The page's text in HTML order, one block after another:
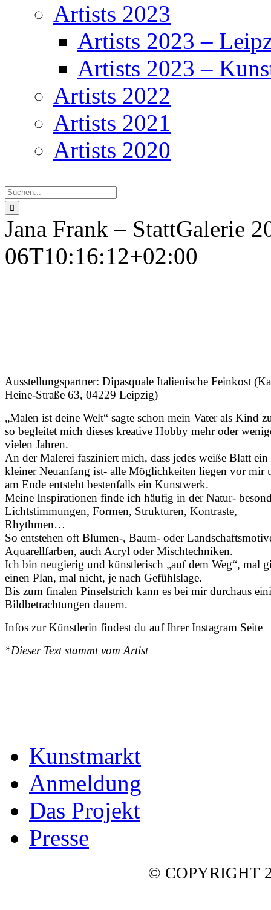
Artists 2023
Artists 2023 –
Artists 2023 –
Artists 2022
Artists 2021
Artists 2020
nach:
Jana Frank – StattGalerie
06T10:16:12+02:00
Ausstellungspartner: Dipasquale Italienische Feinkost
Heine-Straße 63, 04229 Leipzig)
„Malen ist deine Welt“ sagte schon mein Vater als Kind
so begleitet mich dieses kreative Hobby mehr oder
vielen Jahren.
An der Malerei fasziniert mich, dass jedes weiße Blatt ein
kleiner Neuanfang ist- alle Möglichkeiten liegen vor mir
am Ende entsteht bestenfalls ein Kunstwerk.
Meine Inspirationen finde ich häufig in der Natur-
Lichtstimmungen, Formen, Strukturen, Kontraste,
Rhythmen…
So entstehen oft Blumen-, Baum- oder
Aquarellfarben, auch Acryl oder Mischtechniken.
Ich bin neugierig und künstlerisch „auf dem Weg“, mal
einen Plan, mal nicht, je nach Gefühlslage.
Bis zum finalen Pinselstrich kann es bei mir durchaus
Bildbetrachtungen dauern.
Infos zur Künstlerin findest du auf Ihrer Instagram Seite
*Dieser Text stammt vom Artist
Kunstmarkt
Anmeldung
Das Projekt
Presse
© COPYRIGHT